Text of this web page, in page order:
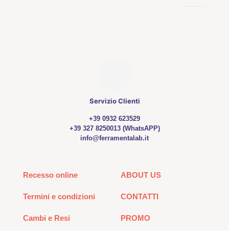
Servizio Clienti
+39 0932 623529
+39 327 8250013 (WhatsAPP)
info@ferramentalab.it
Recesso online
Termini e condizioni
Cambi e Resi
ABOUT US
CONTATTI
PROMO